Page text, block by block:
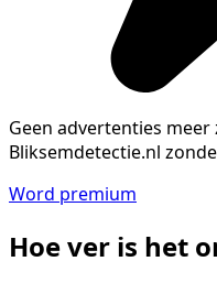
Geen advertenties meer
Bliksemdetectie.nl
Word premium
Hoe ver is het